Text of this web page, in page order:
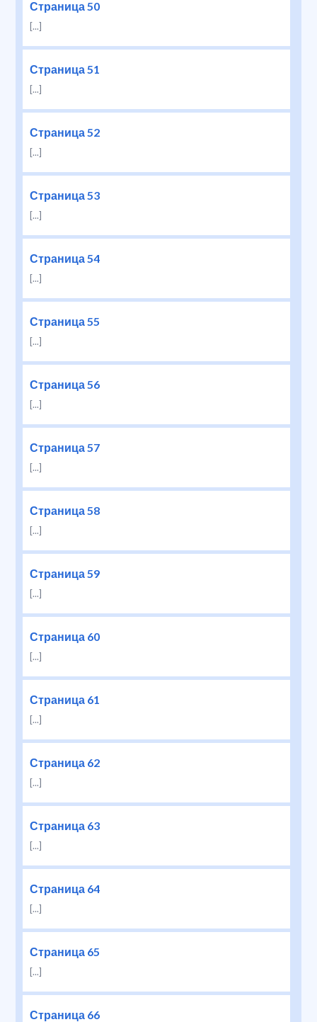
Страница 50
[...]
Страница 51
[...]
Страница 52
[...]
Страница 53
[...]
Страница 54
[...]
Страница 55
[...]
Страница 56
[...]
Страница 57
[...]
Страница 58
[...]
Страница 59
[...]
Страница 60
[...]
Страница 61
[...]
Страница 62
[...]
Страница 63
[...]
Страница 64
[...]
Страница 65
[...]
Страница 66